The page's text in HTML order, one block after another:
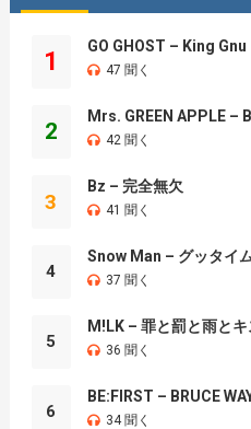
1
GO GHOST – King Gnu
47 聞く
2
Mrs. GREEN APPLE –
42 聞く
3
Bz – 完全無欠
41 聞く
4
Snow Man – グッタイ
37 聞く
5
M!LK – 罪と罰と雨とキ
36 聞く
6
BE:FIRST – BRUCE
34 聞く